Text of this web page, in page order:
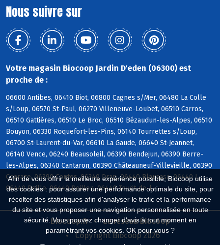
Afin de vous offrir la meilleure expérience possible, Biocoop utilise
des cookies : pour assurer une performance optimale du site, pour
récolter des statistiques afin d'analyser le trafic et la performance
du site et vous proposer une navigation personnalisée en toute
sécurité. Vous pouvez changer d'avis à tout moment en
paramétrant vos cookies. OK pour vous ?
Nous suivre sur
Votre magasin Biocoop Jardin D'eden (06300) est
proche de :
06600 Antibes, 06410 Biot, 06800 Cagnes s/Mer, 06480 La Colle
s/Loup, 06570 St-Paul, 06270 Villeneuve-Loubet, 06510 Carros,
06510 Gattières, 06510 Le Broc, 06510 Bézaudun-les-Alpes, 06510
Bouyon, 06330 Roquefort-les-Pins, 06140 Tourrettes s/Loup,
06700 St-Laurent-du-Var, 06610 La Gaude, 06640 St-Jeannet,
06140 Vence, 06240 Beausoleil, 06390 Bendejun, 06390 Berre-
les-Alpes, 06340 Cantaron, 06390 Châteauneuf-Villevieille, 06390
Coaraze, 06390 Contes, 06340 Drap, 06440 Blausasc, 06440 L,
06440 Peille, 06440 Peillon, 06440 Touët-de-l
Biocoop.fr
Le réseau Biocoop
Copyright Biocoop 2026